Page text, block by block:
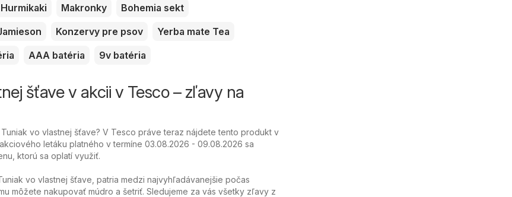
Hurmikaki Makronky
Bohemia sekt
Konzervy pre psov
Yerba mate Tea
AAA batéria 9v batéria
šťave v akcii v Tesco – zľavy na
vo vlastnej šťave? V Tesco práve teraz nájdete tento produkt v
letáku platného v termíne 03.08.2026 - 09.08.2026 sa
ktorú sa oplatí využiť.
vo vlastnej šťave, patria medzi najvyhľadávanejšie počas
môžete nakupovať múdro a šetriť. Sledujeme za vás všetky zľavy z